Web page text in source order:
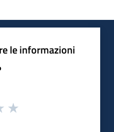
le informazioni